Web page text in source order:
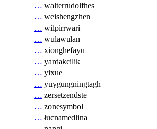
… walterrudolfhes
… weishengzhen
… wilpirrwari
… wulawulan
… xionghefayu
… yardakcilik
… yixue
… yuygungningtagh
… zersetzendste
… zonesymbol
… łucnamedlina